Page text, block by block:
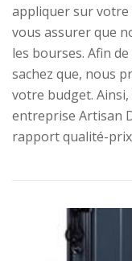
appliquer sur
vous assurer que
les bourses. Afin
sachez que, nous
votre budget.
entreprise Artisan
rapport qualité-